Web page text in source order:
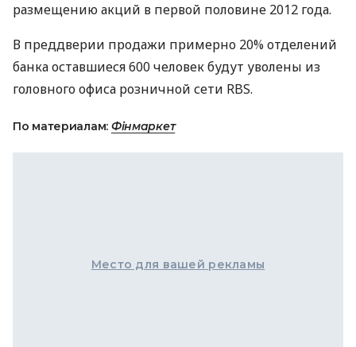
размещению акций в первой половине 2012 года.
В преддверии продажи примерно 20% отделений
банка оставшиеся 600 человек будут уволены из
головного офиса розничной сети RBS.
По материалам: Фінмаркет
Место для вашей рекламы